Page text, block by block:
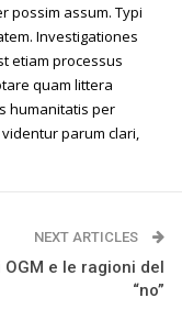
possim assum. Typi
Investigationes
etiam processus
quam littera
humanitatis per
parum clari,
NEXT ARTICLES
e le ragioni del
“no”